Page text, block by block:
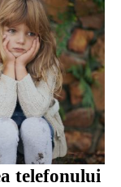
telefonului